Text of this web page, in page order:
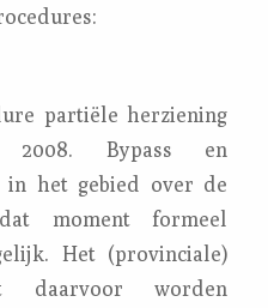
partiële herziening
2008. Bypass en
in het gebied over de
moment formeel
Het (provinciale)
daarvoor worden